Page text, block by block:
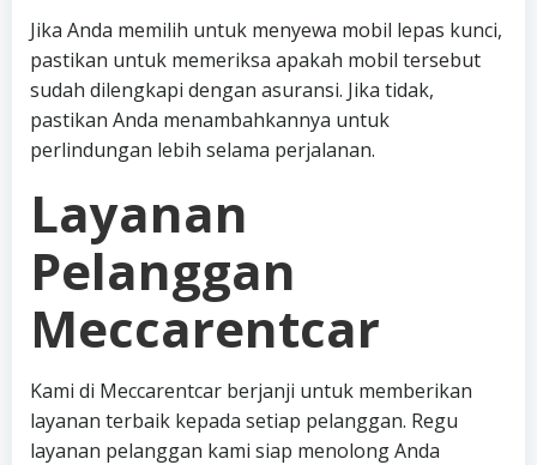
Jika Anda memilih untuk menyewa mobil lepas kunci,
pastikan untuk memeriksa apakah mobil tersebut
sudah dilengkapi dengan asuransi. Jika tidak,
pastikan Anda menambahkannya untuk
perlindungan lebih selama perjalanan.
Layanan
Pelanggan
Meccarentcar
Kami di Meccarentcar berjanji untuk memberikan
layanan terbaik kepada setiap pelanggan. Regu
layanan pelanggan kami siap menolong Anda